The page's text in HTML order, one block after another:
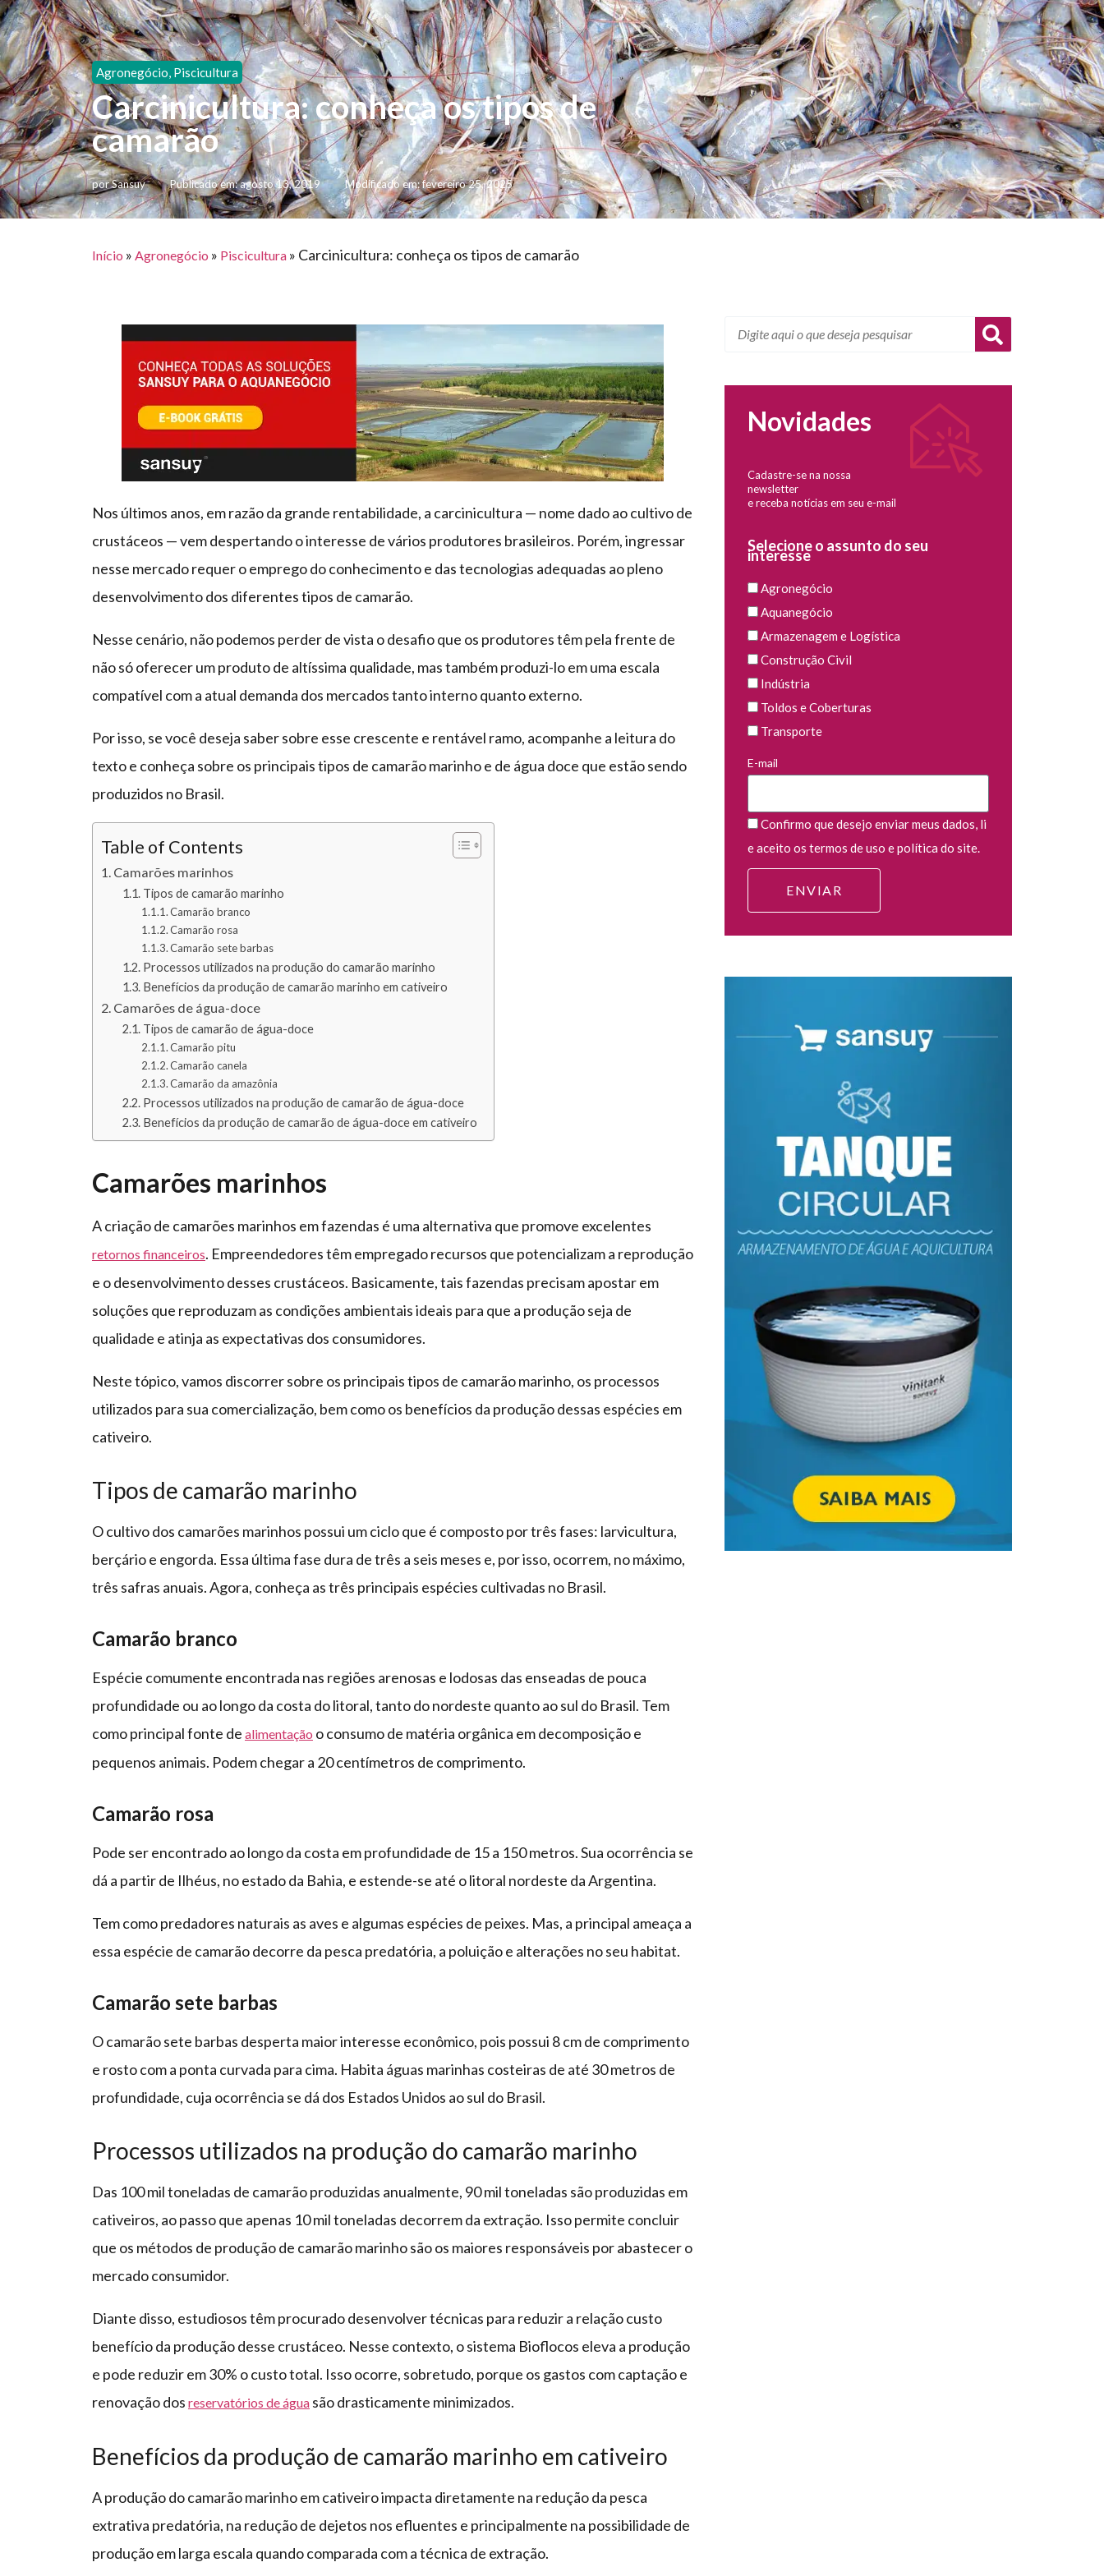
Agronegócio, Piscicultura
Carcinicultura: conheça os tipos de
camarão
porSansuy Publicado em:agosto 13, 2019 Modificado em: fevereiro 25, 2025
Início » Agronegócio » Piscicultura » Carcinicultura: conheça os tipos de camarão
Nos últimos anos, em razão da grande rentabilidade, a carcinicultura — nome dado ao cultivo de
crustáceos — vem despertando o interesse de vários produtores brasileiros. Porém, ingressar
nesse mercado requer o emprego do conhecimento e das tecnologias adequadas ao pleno
desenvolvimento dos diferentes tipos de camarão.
Nesse cenário, não podemos perder de vista o desafio que os produtores têm pela frente de
não só oferecer um produto de altíssima qualidade, mas também produzi-lo em uma escala
compatível com a atual demanda dos mercados tanto interno quanto externo.
Por isso, se você deseja saber sobre esse crescente e rentável ramo, acompanhe a leitura do
texto e conheça sobre os principais tipos de camarão marinho e de água doce que estão sendo
produzidos no Brasil.
Table of Contents
Camarões marinhos
Tipos de camarão marinho
Camarão branco
Camarão rosa
Camarão sete barbas
Processos utilizados na produção do camarão marinho
Benefícios da produção de camarão marinho em cativeiro
Camarões de água-doce
Tipos de camarão de água-doce
Camarão pitu
Camarão canela
Camarão da amazônia
Processos utilizados na produção de camarão de água-doce
Benefícios da produção de camarão de água-doce em cativeiro
Camarões marinhos
A criação de camarões marinhos em fazendas é uma alternativa que promove excelentes
retornos financeiros. Empreendedores têm empregado recursos que potencializam a reprodução
e o desenvolvimento desses crustáceos. Basicamente, tais fazendas precisam apostar em
soluções que reproduzam as condições ambientais ideais para que a produção seja de
qualidade e atinja as expectativas dos consumidores.
Neste tópico, vamos discorrer sobre os principais tipos de camarão marinho, os processos
utilizados para sua comercialização, bem como os benefícios da produção dessas espécies em
cativeiro.
Tipos de camarão marinho
O cultivo dos camarões marinhos possui um ciclo que é composto por três fases: larvicultura,
berçário e engorda. Essa última fase dura de três a seis meses e, por isso, ocorrem, no máximo,
três safras anuais. Agora, conheça as três principais espécies cultivadas no Brasil.
Camarão branco
Espécie comumente encontrada nas regiões arenosas e lodosas das enseadas de pouca
profundidade ou ao longo da costa do litoral, tanto do nordeste quanto ao sul do Brasil. Tem
como principal fonte de alimentação o consumo de matéria orgânica em decomposição e
pequenos animais. Podem chegar a 20 centímetros de comprimento.
Camarão rosa
Pode ser encontrado ao longo da costa em profundidade de 15 a 150 metros. Sua ocorrência se
dá a partir de Ilhéus, no estado da Bahia, e estende-se até o litoral nordeste da Argentina.
Tem como predadores naturais as aves e algumas espécies de peixes. Mas, a principal ameaça a
essa espécie de camarão decorre da pesca predatória, a poluição e alterações no seu habitat.
Camarão sete barbas
O camarão sete barbas desperta maior interesse econômico, pois possui 8 cm de comprimento
e rosto com a ponta curvada para cima. Habita águas marinhas costeiras de até 30 metros de
profundidade, cuja ocorrência se dá dos Estados Unidos ao sul do Brasil.
Processos utilizados na produção do camarão marinho
Das 100 mil toneladas de camarão produzidas anualmente, 90 mil toneladas são produzidas em
cativeiros, ao passo que apenas 10 mil toneladas decorrem da extração. Isso permite concluir
que os métodos de produção de camarão marinho são os maiores responsáveis por abastecer o
mercado consumidor.
Diante disso, estudiosos têm procurado desenvolver técnicas para reduzir a relação custo
benefício da produção desse crustáceo. Nesse contexto, o sistema Bioflocos eleva a produção
e pode reduzir em 30% o custo total. Isso ocorre, sobretudo, porque os gastos com captação e
renovação dos reservatórios de água são drasticamente minimizados.
Benefícios da produção de camarão marinho em cativeiro
A produção do camarão marinho em cativeiro impacta diretamente na redução da pesca
extrativa predatória, na redução de dejetos nos efluentes e principalmente na possibilidade de
produção em larga escala quando comparada com a técnica de extração.
Novidades
Cadastre-se na nossa
newsletter
e receba notícias em seu e-mail
Selecione o assunto do seu
interesse
Agronegócio
Aquanegócio
Armazenagem e Logística
Construção Civil
Indústria
Toldos e Coberturas
Transporte
E-mail
Confirmo que desejo enviar meus dados, li
e aceito os termos de uso e política do site.